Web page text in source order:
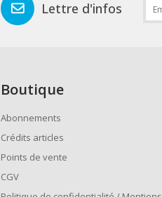
Lettre d'infos
Boutique
Abonnements
Crédits articles
Points de vente
CGV